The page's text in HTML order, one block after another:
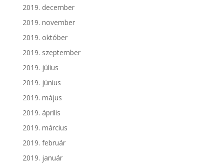
2019. december
2019. november
2019. október
2019. szeptember
2019. július
2019. június
2019. május
2019. április
2019. március
2019. február
2019. január